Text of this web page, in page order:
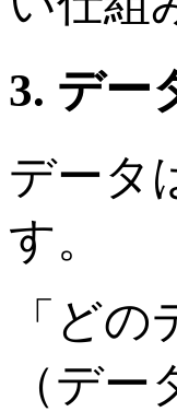
3. デー
データ
す。
「ど
（デ